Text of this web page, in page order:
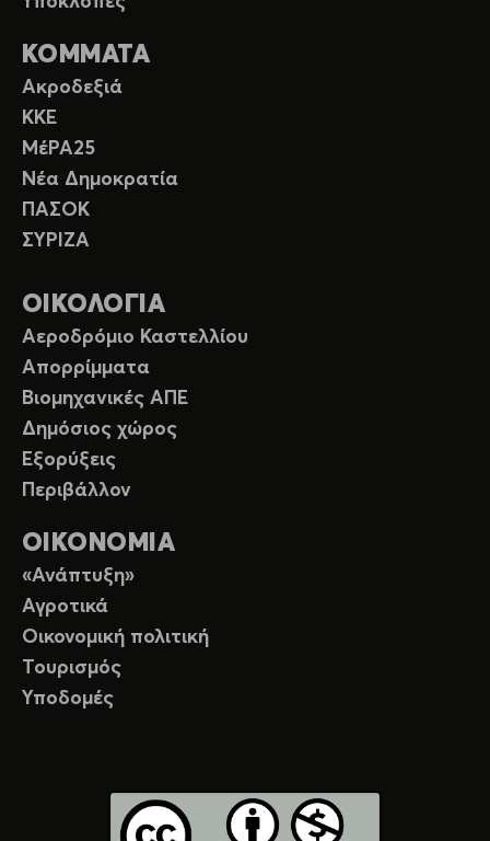
ΚΟΜΜΑΤΑ
Ακροδεξιά
ΚΚΕ
ΜέΡΑ25
Νέα Δημοκρατία
ΠΑΣΟΚ
ΣΥΡΙΖΑ
ΟΙΚΟΛΟΓΙΑ
Αεροδρόμιο Καστελλίου
Απορρίμματα
Βιομηχανικές ΑΠΕ
Δημόσιος χώρος
Εξορύξεις
Περιβάλλον
ΟΙΚΟΝΟΜΙΑ
«Ανάπτυξη»
Αγροτικά
Οικονομική πολιτική
Τουρισμός
Υποδομές